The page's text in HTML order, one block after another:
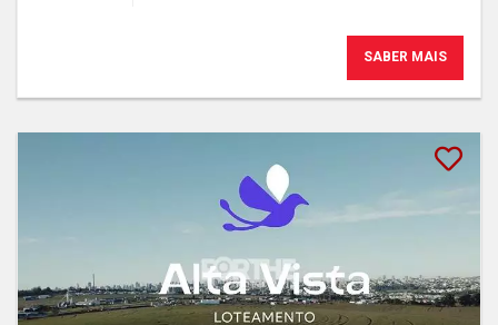
SABER MAIS